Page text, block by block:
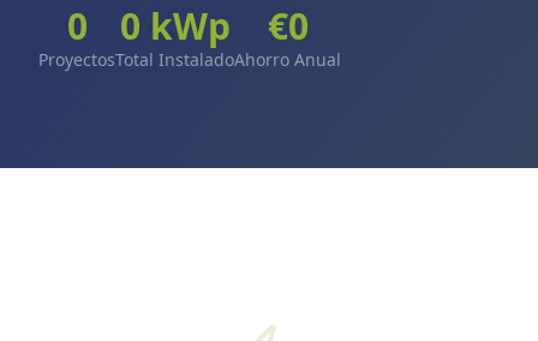
0
Proyectos
0 kWp
Total Instalado
€0
Ahorro Anual